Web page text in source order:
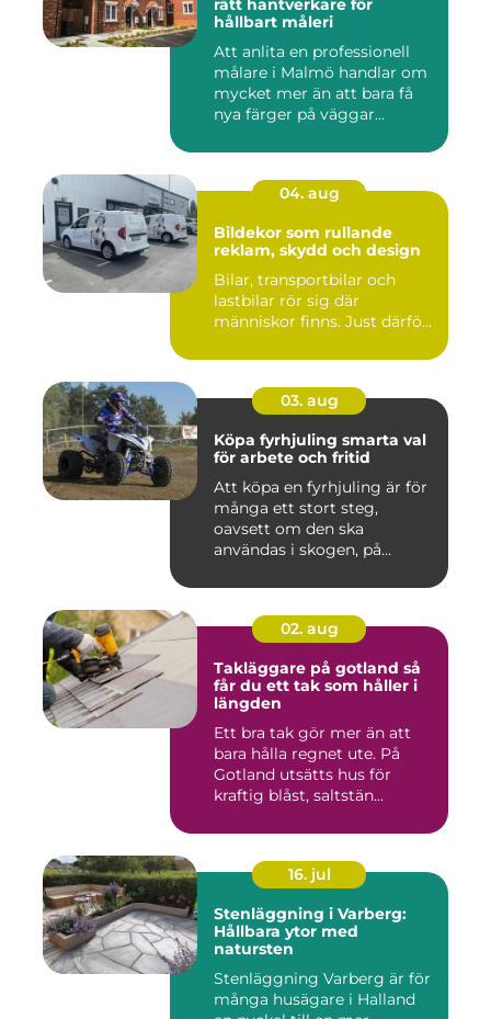
rätt hantverkare för
hållbart måleri
Att anlita en professionell
målare i Malmö handlar om
mycket mer än att bara få
nya färger på väggar...
04. aug
Bildekor som rullande
reklam, skydd och design
Bilar, transportbilar och
lastbilar rör sig där
människor finns. Just därfö...
03. aug
Köpa fyrhjuling smarta val
för arbete och fritid
Att köpa en fyrhjuling är för
många ett stort steg,
oavsett om den ska
användas i skogen, på
02. aug
Takläggare på gotland så
får du ett tak som håller i
längden
Ett bra tak gör mer än att
bara hålla regnet ute. På
Gotland utsätts hus för
kraftig blåst, saltstän...
16. jul
Stenläggning i Varberg:
Hållbara ytor med
natursten
Stenläggning Varberg är för
många husägare i Halland